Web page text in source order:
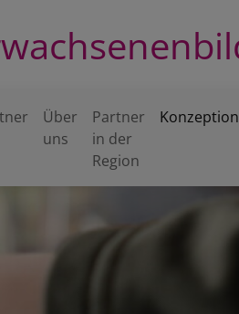
Über
uns
Partner
in der
Region